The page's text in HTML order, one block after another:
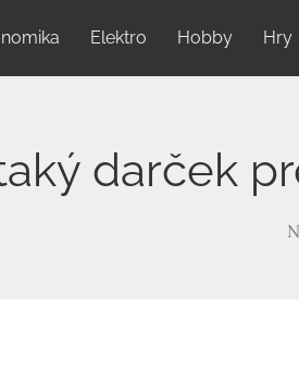
Elektro Hobby Hry
darček